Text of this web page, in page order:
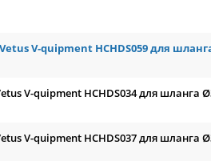
V-quipment HCHDS059 для
V-quipment HCHDS034 для
V-quipment HCHDS037 для